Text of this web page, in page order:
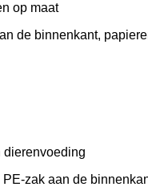
op maat
de binnenkant,
dierenvoeding
zak aan de